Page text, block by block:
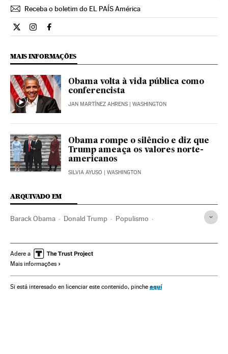
Receba o boletim do EL PAÍS América
Internacional El País Brasil en Twitter
Internacional El País Brasil en Instagram
Internacional El País Brasil en Facebook
MAIS INFORMAÇÕES
Obama volta à vida pública como
conferencista
JAN MARTÍNEZ AHRENS | WASHINGTON
Obama rompe o silêncio e diz que
Trump ameaça os valores norte-
americanos
SILVIA AYUSO | WASHINGTON
ARQUIVADO EM
Barack Obama Donald Trump Populismo
Ultradireita Segunda Guerra Mundial
História contemporânea
História Política
Adere a
Mais informações
Si está interesado en licenciar este contenido, pinche aquí